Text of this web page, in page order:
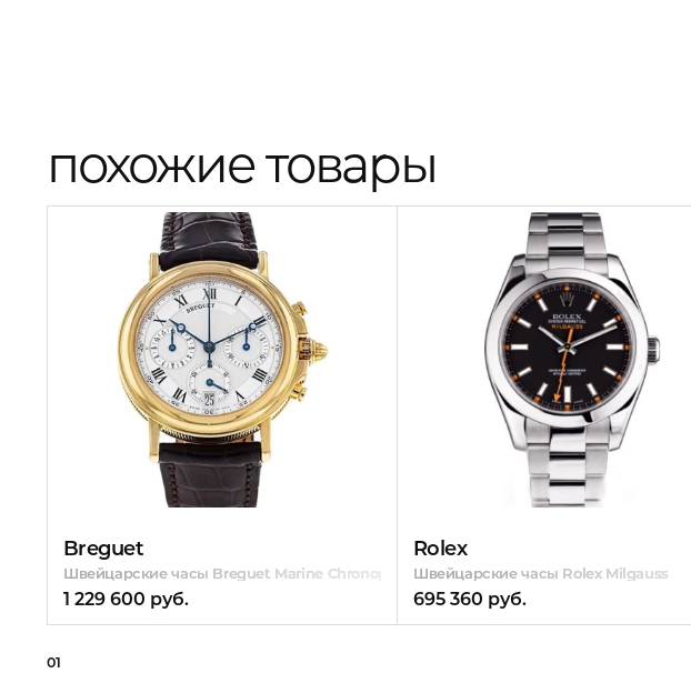
похожие товары
Breguet
Швейцарские часы Breguet Marine Chronograph
1 229 600 руб.
Rolex
Швейцарские часы Rolex Milgauss
695 360 руб.
01